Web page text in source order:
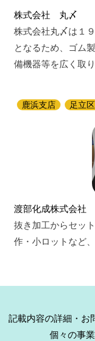
株式会社 丸〆
株式会社丸〆は１
となるため、ゴム
備機器等を広く取
鹿浜支店 足立区
渡部化成株式会社
抜き加工からセッ
作・小ロットなど
記載内容の詳細・お
個々の事